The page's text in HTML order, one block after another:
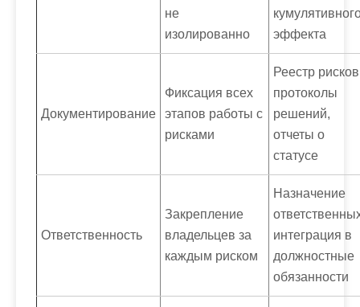
не
изолированно
эффекта
Документирование
Фиксация всех
этапов работы с
рисками
Реестр
протоколы
решений,
отчеты о
статусе
Ответственность
Закрепление
владельцев за
каждым риском
Назначение
интеграция в
должностные
обязанности